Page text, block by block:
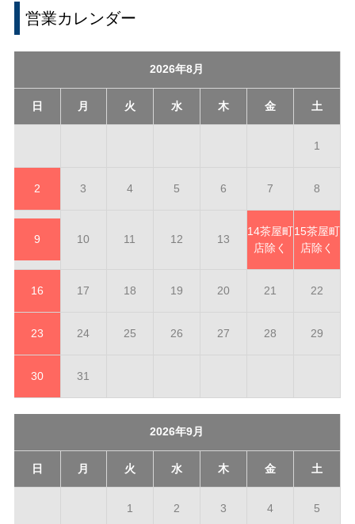
営業カレンダー
2026年8月
日 月 火 水 木 金 土
1
2 3 4 5 6 7 8
9 10 11 12 13
14茶屋町
店除く
15茶屋町
店除く
16 17 18 19 20 21 22
23 24 25 26 27 28 29
30 31
2026年9月
日 月 火 水 木 金 土
1 2 3 4 5